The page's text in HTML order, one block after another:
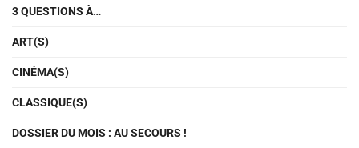
3 QUESTIONS À…
ART(S)
CINÉMA(S)
CLASSIQUE(S)
DOSSIER DU MOIS : AU SECOURS !